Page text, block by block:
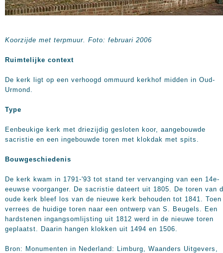
Koorzijde met terpmuur. Foto: februari 2006
Ruimtelijke context
De kerk ligt op een verhoogd ommuurd kerkhof midden in Oud-
Urmond.
Type
Eenbeukige kerk met driezijdig gesloten koor, aangebouwde
sacristie en een ingebouwde toren met klokdak met spits.
Bouwgeschiedenis
De kerk kwam in 1791-'93 tot stand ter vervanging van een 14e-
eeuwse voorganger. De sacristie dateert uit 1805. De toren van
oude kerk bleef los van de nieuwe kerk behouden tot 1841. Toen
verrees de huidige toren naar een ontwerp van S. Beugels. Een
hardstenen ingangsomlijsting uit 1812 werd in de nieuwe toren
geplaatst. Daarin hangen klokken uit 1494 en 1506.
Bron: Monumenten in Nederland: Limburg, Waanders Uitgevers,